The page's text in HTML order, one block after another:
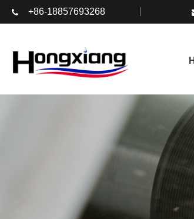
+86-18857693268